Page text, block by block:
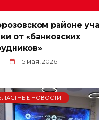
районе
от «банковских
15 мая, 2026
НОВОСТИ